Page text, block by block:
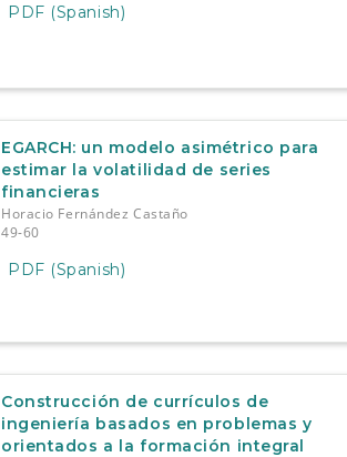
PDF (Spanish)
EGARCH: un modelo asimétrico para
estimar la volatilidad de series
financieras
Horacio Fernández Castaño
49-60
PDF (Spanish)
Construcción de currículos de
ingeniería basados en problemas y
orientados a la formación integral